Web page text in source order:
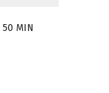
50 MIN